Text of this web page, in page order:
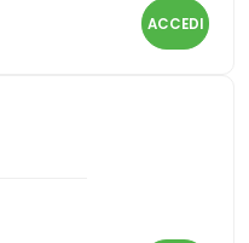
ACCEDI